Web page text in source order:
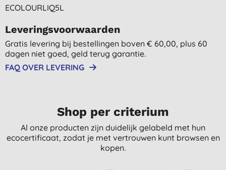
ECOLOURLIQ5L
Leveringsvoorwaarden
Gratis levering bij bestellingen boven € 60,00, plus 60
dagen niet goed, geld terug garantie.
FAQ OVER LEVERING
Shop per criterium
Al onze producten zijn duidelijk gelabeld met hun
ecocertificaat, zodat je met vertrouwen kunt browsen en
kopen.